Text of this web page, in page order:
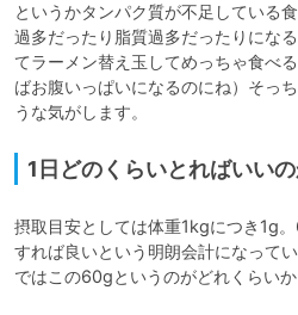
というかタンパク質が不足している
過多だったり脂質過多だったりにな
てラーメン替え玉してめっちゃ食べ
ばお腹いっぱいになるのにね）そっ
うな気がします。
1日どのくらいとればいい
摂取目安としては体重1kgにつき1g
すれば良いという明朗会計になってい
ではこの60gというのがどれくらい